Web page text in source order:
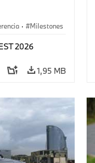
· Milestones
2026
1,95 MB